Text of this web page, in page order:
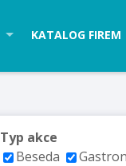
KATALOG FIREM
Typ akce
Beseda